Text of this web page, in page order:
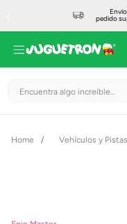
Envío
pedido
Encuentra algo increíble...
Vehículos y Pistas